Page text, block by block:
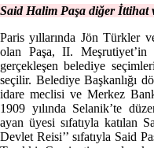
Said Halim Paşa diğer İttihat
Paris yıllarında Jön Türkler
olan Paşa, II. Meşrutiyet’in
gerçekleşen belediye
seçilir. Belediye Başkanlığı
idare meclisi ve Merkez
1909 yılında Selanik’te
ayan üyesi sıfatıyla katılan
Devlet Reisi’’ sıfatıyla Said